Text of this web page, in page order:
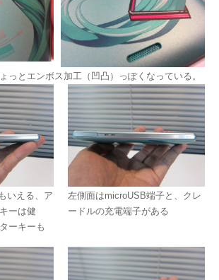
っとエンボス加工（凹凸）っぽくなっている。
いえる、ア
ーは健
ーキーも
左側面はmicroUSB端子と、クレ
ードルの充電端子がある